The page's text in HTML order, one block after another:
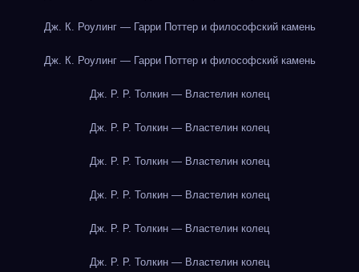
Дж. К. Роулинг — Гарри Поттер и философский камень
Дж. К. Роулинг — Гарри Поттер и философский камень
Дж. Р. Р. Толкин — Властелин колец
Дж. Р. Р. Толкин — Властелин колец
Дж. Р. Р. Толкин — Властелин колец
Дж. Р. Р. Толкин — Властелин колец
Дж. Р. Р. Толкин — Властелин колец
Дж. Р. Р. Толкин — Властелин колец